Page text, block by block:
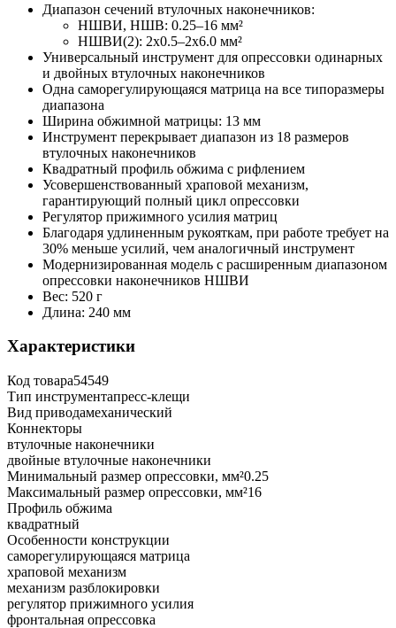
Диапазон сечений втулочных наконечников:
НШВИ, НШВ: 0.25–16 мм²
НШВИ(2): 2х0.5–2х6.0 мм²
Универсальный инструмент для опрессовки одинарных
и двойных втулочных наконечников
Одна саморегулирующаяся матрица на все типоразмеры
диапазона
Ширина обжимной матрицы: 13 мм
Инструмент перекрывает диапазон из 18 размеров
втулочных наконечников
Квадратный профиль обжима с рифлением
Усовершенствованный храповой механизм,
гарантирующий полный цикл опрессовки
Регулятор прижимного усилия матриц
Благодаря удлиненным рукояткам, при работе требует на
30% меньше усилий, чем аналогичный инструмент
Модернизированная модель с расширенным диапазоном
опрессовки наконечников НШВИ
Вес: 520 г
Длина: 240 мм
Характеристики
Код товара54549
Тип инструментапресс-клещи
Вид приводамеханический
Коннекторы
втулочные наконечники
двойные втулочные наконечники
Минимальный размер опрессовки, мм²0.25
Максимальный размер опрессовки, мм²16
Профиль обжима
квадратный
Особенности конструкции
саморегулирующаяся матрица
храповой механизм
механизм разблокировки
регулятор прижимного усилия
фронтальная опрессовка